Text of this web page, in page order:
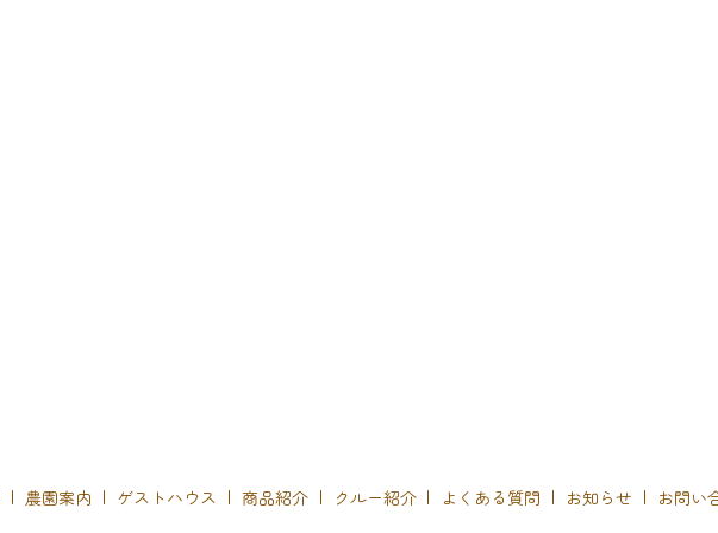
農園案内 ゲストハウス 商品紹介 クルー紹介 よくある質問 お知らせ お問い